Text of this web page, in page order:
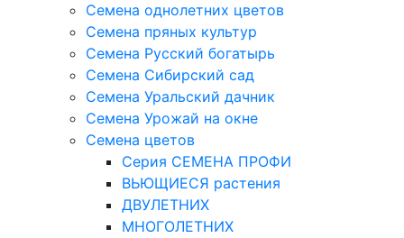
Семена однолетних цветов
Семена пряных культур
Семена Русский богатырь
Семена Сибирский сад
Семена Уральский дачник
Семена Урожай на окне
Семена цветов
Cерия CЕМЕНА ПРОФИ
ВЬЮЩИЕСЯ растения
ДВУЛЕТНИХ
МНОГОЛЕТНИХ